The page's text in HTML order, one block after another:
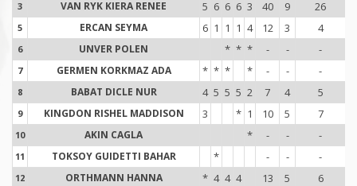
3 VAN RYK KIERA RENEE 5 6 6 6 3 40 9 26
5 ERCAN SEYMA 6 1 1 1 4 12 3 4
6 UNVER POLEN * * * - - -
7 GERMEN KORKMAZ ADA * * * * - - -
8 BABAT DICLE NUR 4 5 5 5 2 7 4 5
9 KINGDON RISHEL MADDISON 3 * 1 10 5 7
10 AKIN CAGLA * - - -
11 TOKSOY GUIDETTI BAHAR * - - -
12 ORTHMANN HANNA * 4 4 4 13 5 6